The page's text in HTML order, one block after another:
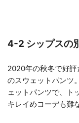
4-2 シップスの
2020年の秋冬で好
のスウェットパンツ
ェットパンツで、ト
キレイめコーデも難